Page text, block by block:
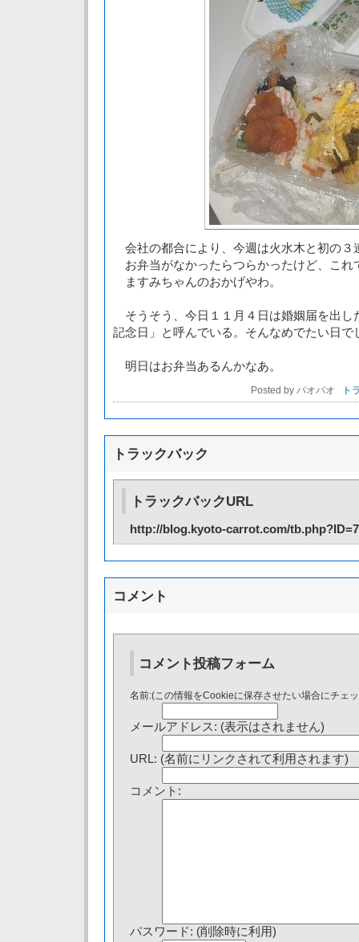
会社の都合により、今週は火水木と初の
お弁当がなかったらつらかったけど、これ
ますみちゃんのおかげやわ。
そうそう、今日１１月４日は婚姻届を出し
記念日」と呼んでいる。そんなめでたい日で
明日はお弁当あるんかなあ。
Posted by パオパオ ト
トラックバック
トラックバックURL
http://blog.kyoto-carrot.com/
コメント
コメント投稿フォーム
名前:(この情報をCookieに保存させたい場合にチェ
メールアドレス: (表示はされません)
URL: (名前にリンクされて利用されます)
コメント:
パスワード: (削除時に利用)